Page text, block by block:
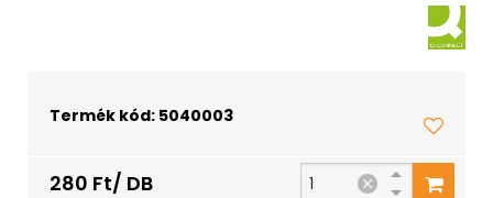
Termék kód: 5040003
280 Ft/ DB